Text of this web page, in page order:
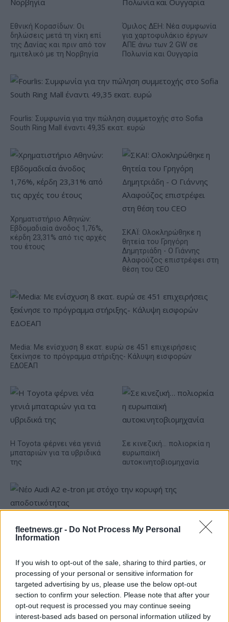
fleetnews.gr - Do Not Process My Personal
Information
If you wish to opt-out of the sale, sharing to third parties, or
processing of your personal or sensitive information for
targeted advertising by us, please use the below opt-out
section to confirm your selection. Please note that after your
opt-out request is processed you may continue seeing
interest-based ads based on personal information utilized by
Εθνική Κορασίδων: Οι
δηλώσεις μετά τη νίκη επί
της Δανίας και πριν από τον
ημιτελικό με τη Νορβηγία
Όμιλος ΔΕΗ: Νέα συμφωνία
για χαρτοφυλάκιο έργων
ΑΠΕ άνω των 2 GW σε
Πολωνία και Ουγγαρία
Fourlis: Συμφωνία για την πώληση συμμετοχής στο Sofia
South Ring Mall έναντι 49,35 εκατ. ευρώ
Χρηματιστήριο Αθηνών:
Εβδομαδιαία άνοδος 1,76%,
κέρδη 23,31% από τις αρχές
του έτους
ΣΚΑΪ: Ολοκληρώθηκε η
θητεία του Γρηγόρη
Δημητριάδη - Ο Γιάννης
Αλαφούζος επιστρέφει στη
θέση του CEO
Media: Με ενίσχυση 8 εκατ. ευρώ σε 451 επιχειρήσεις
ξεκίνησε το πρόγραμμα στήριξης- Κάλυψη εισφορών
ΕΔΟΕΑΠ
Η Toyota φέρνει νέα γενιά
μπαταριών για τα υβριδικά
της
Σε κινεζική… πολιορκία η
ευρωπαϊκή
αυτοκινητοβιομηχανία
Νέο Audi A2 e-tron με στόχο την κορυφή της
αποδοτικότητας
Σασλόγλου: «Ξεχνάμε ό,τι
έγινε και προχωράμε»